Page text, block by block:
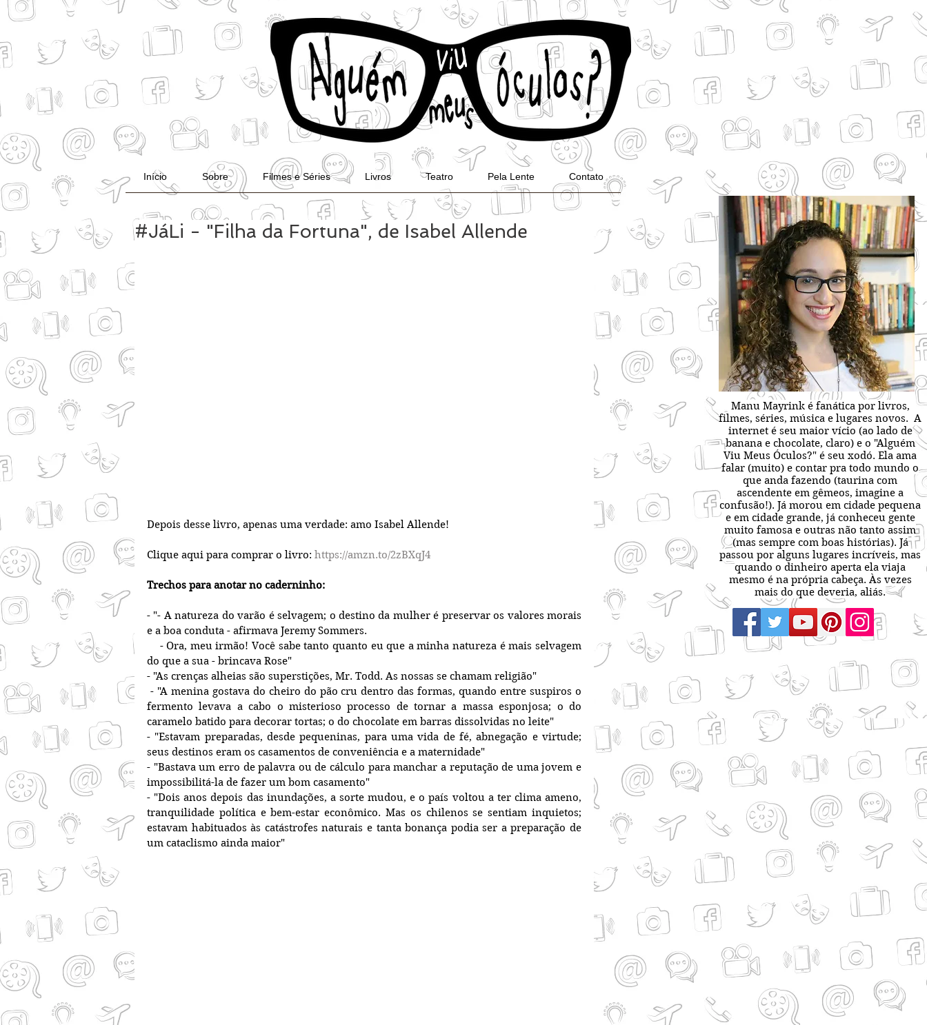
#JáLi - "Filha da Fortuna", de Isabel Allende
Depois desse livro, apenas uma verdade: amo Isabel Allende!
Clique aqui para comprar o livro: https://amzn.to/2zBXqJ4
Trechos para anotar no caderninho:
- "- A natureza do varão é selvagem; o destino da mulher é preservar os valores morais
e a boa conduta - afirmava Jeremy Sommers.
do que a sua - brincava Rose"
- "As crenças alheias são superstições, Mr. Todd. As nossas se chamam religião"
fermento levava a cabo o misterioso processo de tornar a massa esponjosa; o do
caramelo batido para decorar tortas; o do chocolate em barras dissolvidas no leite"
- "Estavam preparadas, desde pequeninas, para uma vida de fé, abnegação e virtude;
seus destinos eram os casamentos de conveniência e a maternidade"
- "Bastava um erro de palavra ou de cálculo para manchar a reputação de uma jovem e
impossibilitá-la de fazer um bom casamento"
- "Dois anos depois das inundações, a sorte mudou, e o país voltou a ter clima ameno,
tranquilidade política e bem-estar econômico. Mas os chilenos se sentiam inquietos;
estavam habituados às catástrofes naturais e tanta bonança podia ser a preparação de
um cataclismo ainda maior"
Início Sobre Filmes e Séries Livros Teatro Pela Lente Contato
Manu Mayrink é fanática por livros,
filmes, séries, música e lugares novos. A
internet é seu maior vício (ao lado de
banana e chocolate, claro) e o "Alguém
Viu Meus Óculos?" é seu xodó. Ela ama
falar (muito) e contar pra todo mundo o
que anda fazendo (taurina com
ascendente em gêmeos, imagine a
confusão!). Já morou em cidade pequena
e em cidade grande, já conheceu gente
muito famosa e outras não tanto assim
(mas sempre com boas histórias). Já
passou por alguns lugares incríveis, mas
quando o dinheiro aperta ela viaja
mesmo é na própria cabeça. Às vezes
mais do que deveria, aliás.